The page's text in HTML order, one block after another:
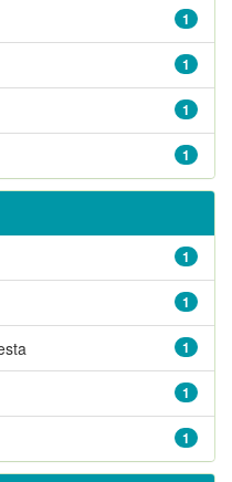
1
1
1
1
1
1
1
1
1